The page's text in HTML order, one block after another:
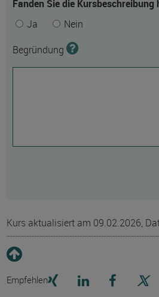
Fanden Sie die Kursbeschreibung
Ja
Nein
Begründung
Kurs aktualisiert am 09.02.2026,
Empfehlen